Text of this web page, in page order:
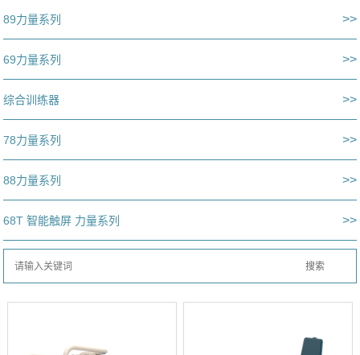
89力量系列 >>
69力量系列 >>
综合训练器 >>
78力量系列 >>
88力量系列 >>
68T 智能触屏 力量系列 >>